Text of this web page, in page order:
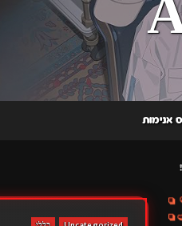
אנימות